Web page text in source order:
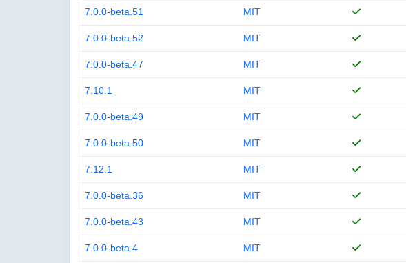
7.0.0-beta.51 MIT
7.0.0-beta.52 MIT
7.0.0-beta.47 MIT
7.10.1 MIT
7.0.0-beta.49 MIT
7.0.0-beta.50 MIT
7.12.1 MIT
7.0.0-beta.36 MIT
7.0.0-beta.43 MIT
7.0.0-beta.4 MIT